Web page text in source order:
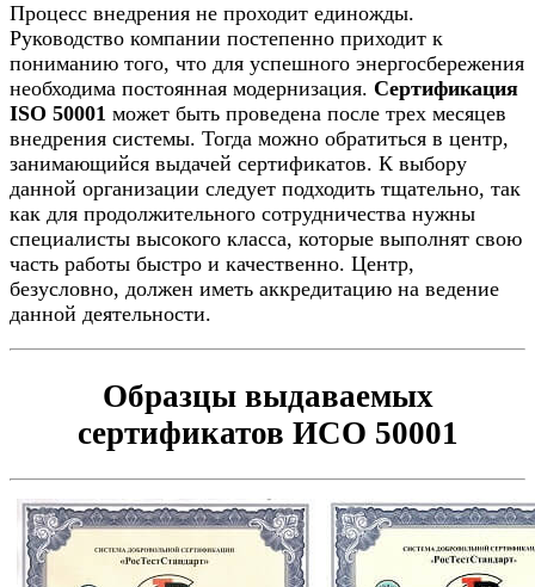
Процесс внедрения не проходит единожды.
Руководство компании постепенно приходит к
пониманию того, что для успешного энергосбережения
необходима постоянная модернизация. Сертификация
ISO 50001 может быть проведена после трех месяцев
внедрения системы. Тогда можно обратиться в центр,
занимающийся выдачей сертификатов. К выбору
данной организации следует подходить тщательно, так
как для продолжительного сотрудничества нужны
специалисты высокого класса, которые выполнят свою
часть работы быстро и качественно. Центр,
безусловно, должен иметь аккредитацию на ведение
данной деятельности.
Образцы выдаваемых
сертификатов ИСО 50001